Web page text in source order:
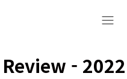
- 2022